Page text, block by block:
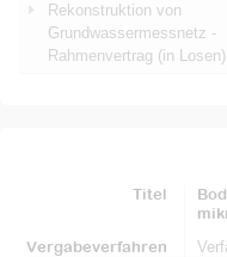
Rekonstruktion von
Grundwassermessnetz -
Rahmenvertrag (in Losen)
Titel
Vergabeverfahren